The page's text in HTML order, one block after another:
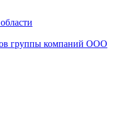
группы компаний ООО